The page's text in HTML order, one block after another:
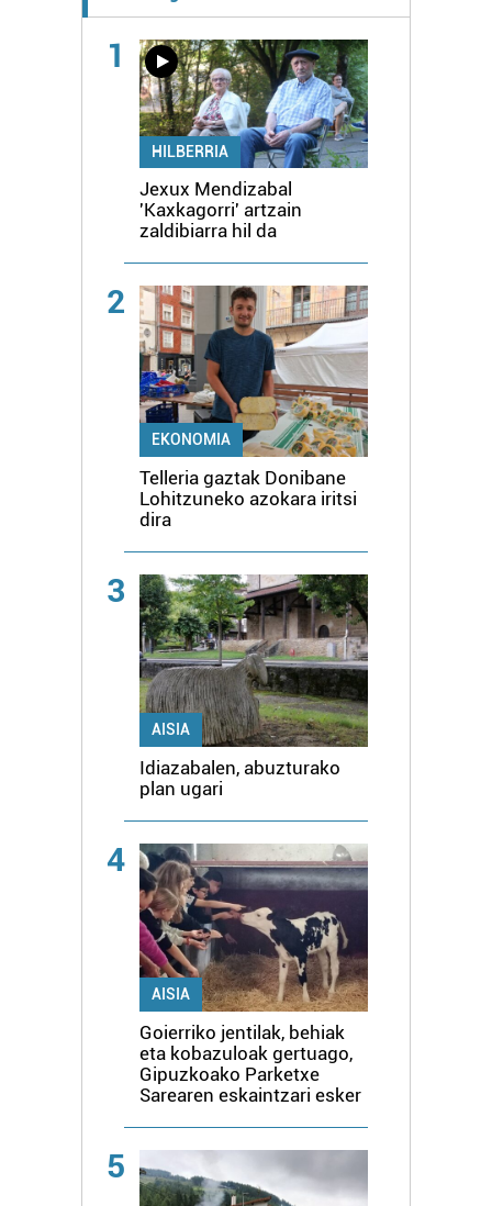
1
HILBERRIA
Jexux Mendizabal
'Kaxkagorri' artzain
zaldibiarra hil da
2
EKONOMIA
Telleria gaztak Donibane
Lohitzuneko azokara iritsi
dira
3
AISIA
Idiazabalen, abuzturako
plan ugari
4
AISIA
Goierriko jentilak, behiak
eta kobazuloak gertuago,
Gipuzkoako Parketxe
Sarearen eskaintzari esker
5